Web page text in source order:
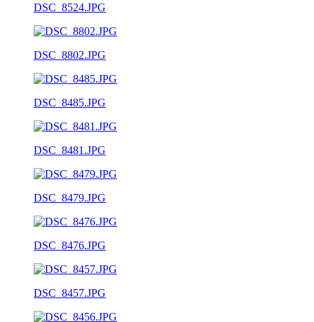
DSC_8524.JPG
DSC_8802.JPG
DSC_8485.JPG
DSC_8481.JPG
DSC_8479.JPG
DSC_8476.JPG
DSC_8457.JPG